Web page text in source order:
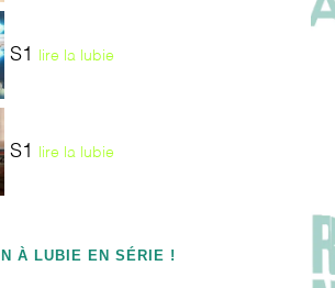
S1 lire la lubie
S1 lire la lubie
À LUBIE EN SÉRIE !